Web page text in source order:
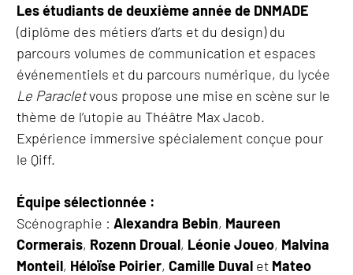
Les étudiants de deuxième année de DNMADE
(diplôme des métiers d’arts et du design) du
parcours volumes de communication et espaces
événementiels et du parcours numérique, du lycée
Le Paracletvous propose une mise en scène sur le
thème de l’utopie au Théâtre Max Jacob.
Expérience immersive spécialement conçue pour
le Qiff.
Équipe sélectionnée :
Scénographie : Alexandra Bebin, Maureen
Cormerais, Rozenn Droual, Léonie Joueo, Malvina
Monteil, Héloïse Poirier, Camille Duvalet Mateo